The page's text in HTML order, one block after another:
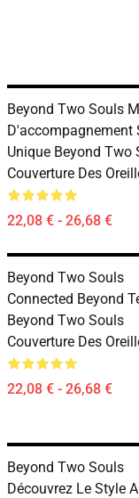
Beyond Two Souls
D'accompagnement
Unique Beyond Two
Couverture Des
22,08 € - 26,68 €
Beyond Two Souls
Connected Beyond
Beyond Two Souls
Couverture Des
22,08 € - 26,68 €
Beyond Two Souls
Découvrez Le Style